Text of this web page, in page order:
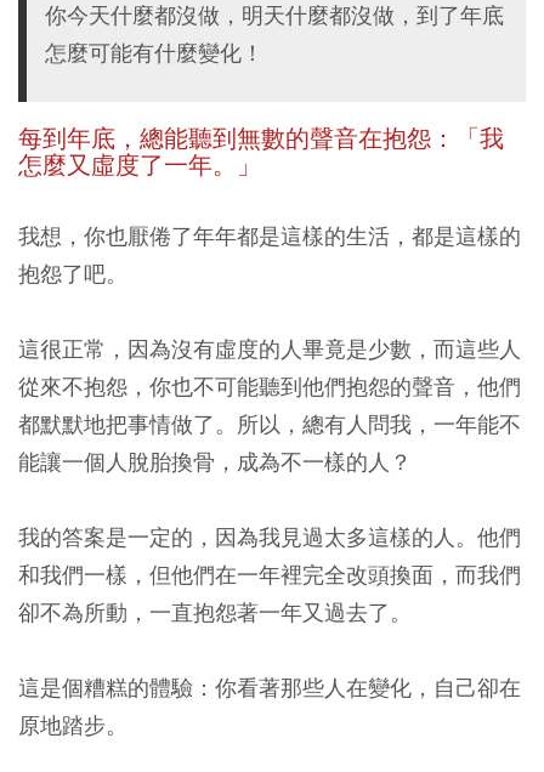
你今天什麼都沒做，明天什麼都沒做，到了年底
怎麼可能有什麼變化！
每到年底，總能聽到無數的聲音在抱怨：「我
怎麼又虛度了一年。」
我想，你也厭倦了年年都是這樣的生活，都是這樣的
抱怨了吧。
這很正常，因為沒有虛度的人畢竟是少數，而這些人
從來不抱怨，你也不可能聽到他們抱怨的聲音，他們
都默默地把事情做了。所以，總有人問我，一年能不
能讓一個人脫胎換骨，成為不一樣的人？
我的答案是一定的，因為我見過太多這樣的人。他們
和我們一樣，但他們在一年裡完全改頭換面，而我們
卻不為所動，一直抱怨著一年又過去了。
這是個糟糕的體驗：你看著那些人在變化，自己卻在
原地踏步。